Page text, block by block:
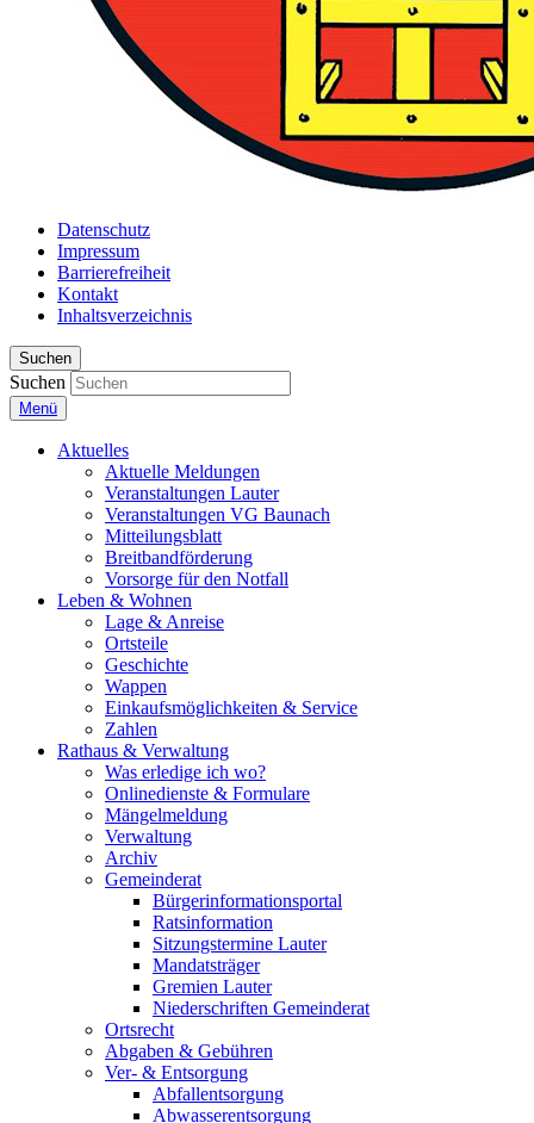
Datenschutz
Impressum
Barrierefreiheit
Kontakt
Inhaltsverzeichnis
Suchen
Suchen
Menü
Aktuelles
Aktuelle Meldungen
Veranstaltungen Lauter
Veranstaltungen VG Baunach
Mitteilungsblatt
Breitbandförderung
Vorsorge für den Notfall
Leben & Wohnen
Lage & Anreise
Ortsteile
Geschichte
Wappen
Einkaufsmöglichkeiten & Service
Zahlen
Rathaus & Verwaltung
Was erledige ich wo?
Onlinedienste & Formulare
Mängelmeldung
Verwaltung
Archiv
Gemeinderat
Bürgerinformationsportal
Ratsinformation
Sitzungstermine Lauter
Mandatsträger
Gremien Lauter
Niederschriften Gemeinderat
Ortsrecht
Abgaben & Gebühren
Ver- & Entsorgung
Abfallentsorgung
Abwasserentsorgung